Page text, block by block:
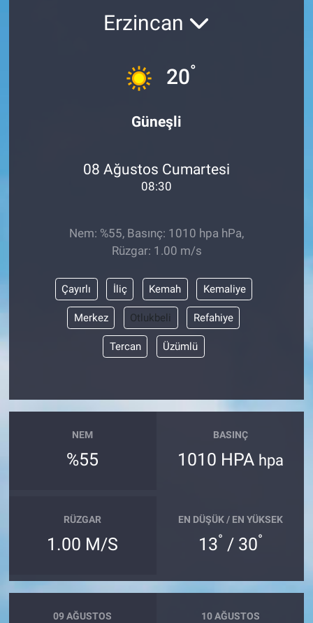
Erzincan
20°
Güneşli
08 Ağustos Cumartesi
08:30
Nem: %55, Basınç: 1010 hpa hPa,
Rüzgar: 1.00 m/s
Çayırlı İliç Kemah Kemaliye
Merkez Otlukbeli Refahiye
Tercan Üzümlü
NEM
%55
BASINÇ
1010 HPA hpa
RÜZGAR
1.00 M/S
EN DÜŞÜK / EN YÜKSEK
13° / 30°
09 AĞUSTOS 10 AĞUSTOS
KÜLTÜR SANAT